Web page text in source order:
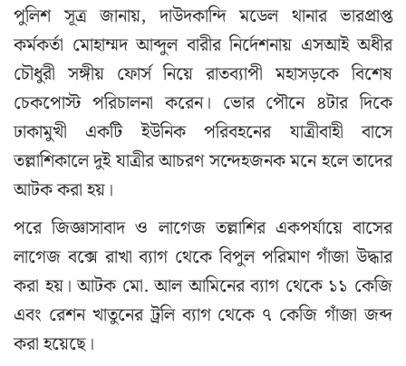
পুলিশ সূত্র জানায়, দাউদকান্দি মডেল থানার ভারপ্রাপ্ত
কর্মকর্তা মোহাম্মদ আব্দুল বারীর নির্দেশনায় এসআই অধীর
চৌধুরী সঙ্গীয় ফোর্স নিয়ে রাতব্যাপী মহাসড়কে বিশেষ
চেকপোস্ট পরিচালনা করেন। ভোর পৌনে ৪টার দিকে
ঢাকামুখী একটি ইউনিক পরিবহনের যাত্রীবাহী বাসে
তল্লাশিকালে দুই যাত্রীর আচরণ সন্দেহজনক মনে হলে তাদের
আটক করা হয়।
পরে জিজ্ঞাসাবাদ ও লাগেজ তল্লাশির একপর্যায়ে বাসের
লাগেজ বক্সে রাখা ব্যাগ থেকে বিপুল পরিমাণ গাঁজা উদ্ধার
করা হয়। আটক মো. আল আমিনের ব্যাগ থেকে ১১ কেজি
এবং রেশন খাতুনের ট্রলি ব্যাগ থেকে ৭ কেজি গাঁজা জব্দ
করা হয়েছে।